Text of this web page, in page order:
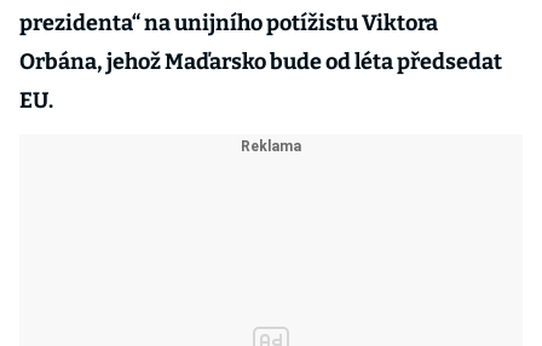
prezidenta“ na unijního potížistu Viktora
Orbána, jehož Maďarsko bude od léta předsedat
EU.